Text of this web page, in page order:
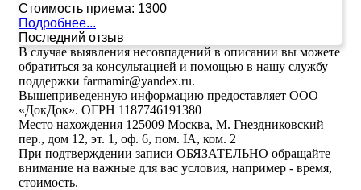
Стоимость приема: 1300
Подробнее...
Последний отзыв
В случае выявления несовпадений в описании вы можете
обратиться за консультацией и помощью в нашу службу
поддержки farmamir@yandex.ru.
Вышеприведенную информацию предоставляет ООО
«ДокДок». ОГРН 1187746191380
Место нахождения 125009 Москва, М. Гнездниковский
пер., дом 12, эт. 1, оф. 6, пом. IA, ком. 2
При подтверждении записи ОБЯЗАТЕЛЬНО обращайте
внимание на важные для вас условия, например - время,
стоимость.